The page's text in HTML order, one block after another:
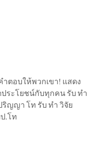
ตอบให้พวกเขา! แสดง
ระโยชน์กับทุกคน รับ ทำ
ริญญา โท รับ ทำ วิจัย
.โท